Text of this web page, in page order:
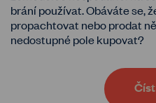
brání používat. Obáváte se,
propachtovat nebo prodat
nedostupné pole kupovat?